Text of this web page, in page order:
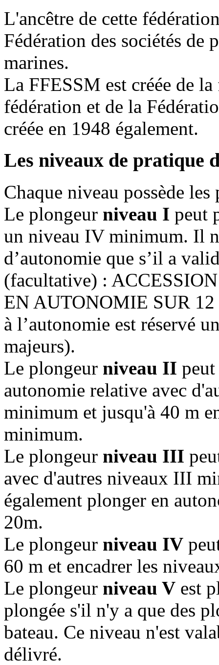
L'ancêtre de cette
Fédération des sociétés de
marines.
La FFESSM est créée de
fédération et de la
créée en 1948 également.
Les niveaux de pratique
Chaque niveau possède
Le plongeur niveau I peut
un niveau IV minimum. Il
d’autonomie que s’il a
(facultative) :
EN AUTONOMIE SUR
à l’autonomie est réservé
majeurs).
Le plongeur niveau II
autonomie relative avec
minimum et jusqu'à 40 m
minimum.
Le plongeur niveau III
avec d'autres niveaux III
également plonger en
20m.
Le plongeur niveau IV
60 m et encadrer les
Le plongeur niveau V est
plongée s'il n'y a que des
bateau. Ce niveau n'est
délivré.